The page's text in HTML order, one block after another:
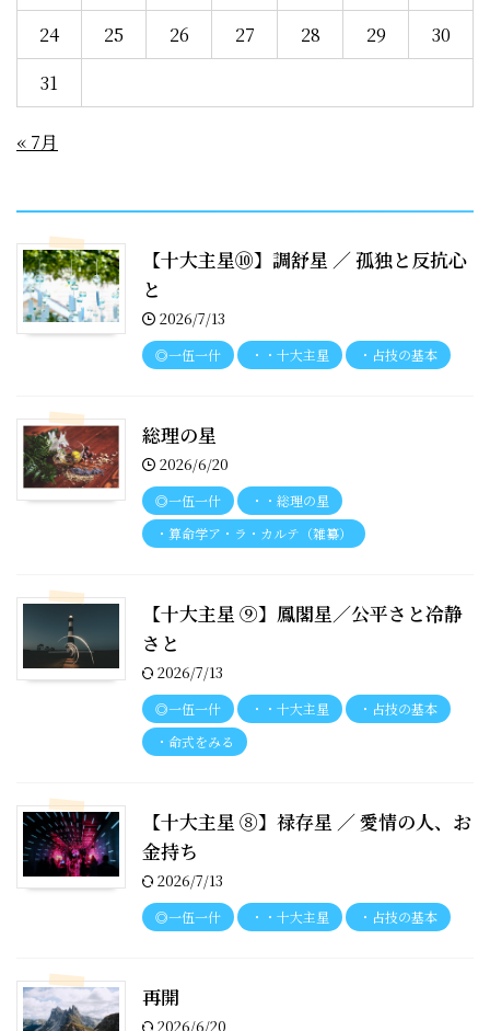
24
25 26 27 28 29
30
31
« 7月
【十大主星⑩】調舒星 ／ 孤独と反抗心
と
2026/7/13
◎一伍一什 ・・十大主星 ・占技の基本
総理の星
2026/6/20
◎一伍一什
・・総理の星
・算命学ア・ラ・カルテ（雑纂）
【十大主星 ⑨】鳳閣星／公平さと冷静
さと
2026/7/13
◎一伍一什 ・・十大主星
・占技の基本
・命式をみる
【十大主星 ⑧】禄存星 ／ 愛情の人、お
金持ち
2026/7/13
◎一伍一什 ・・十大主星 ・占技の基本
再開
2026/6/20